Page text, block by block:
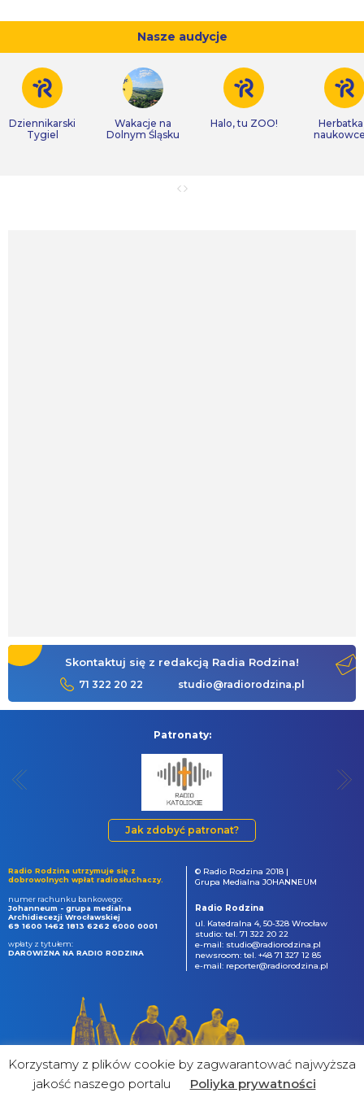
Nasze audycje
Dziennikarski
Tygiel
Wakacje na
Dolnym Śląsku
Halo, tu ZOO!
Skontaktuj się z redakcją Radia Rodzina!
71 322 20 22 studio@radiorodzina.pl
Patronaty:
Jak zdobyć patronat?
Radio Rodzina utrzymuje się z
dobrowolnych wpłat radiosłuchaczy.
numer rachunku bankowego:
Johanneum - grupa medialna
Archidiecezji Wrocławskiej
69 1600 1462 1813 6262 6000 0001
wpłaty z tytułem:
DAROWIZNA NA RADIO RODZINA
© Radio Rodzina 2018 |
Grupa Medialna JOHANNEUM
Radio Rodzina
ul. Katedralna 4, 50-328 Wrocław
studio: tel. 71 322 20 22
e-mail: studio@radiorodzina.pl
newsroom: tel. +48 71 327 12 85
e-mail: reporter@radiorodzina.pl
Korzystamy z plików cookie by zagwarantować najwyższa
jakość naszego portalu
Poliyka prywatności